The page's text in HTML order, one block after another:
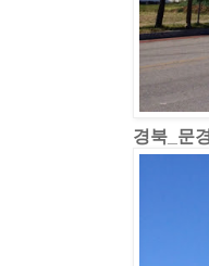
경북_문